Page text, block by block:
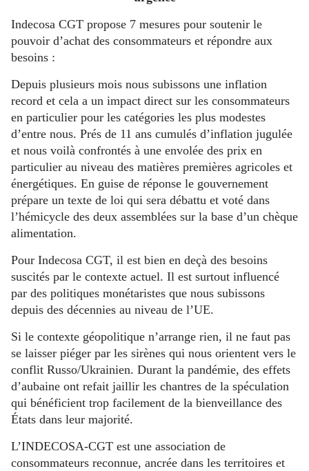
Indecosa CGT propose 7 mesures pour soutenir le
pouvoir d’achat des consommateurs et répondre aux
besoins :
Depuis plusieurs mois nous subissons une inflation
record et cela a un impact direct sur les consommateurs
en particulier pour les catégories les plus modestes
d’entre nous. Prés de 11 ans cumulés d’inflation jugulée
et nous voilà confrontés à une envolée des prix en
particulier au niveau des matières premières agricoles et
énergétiques. En guise de réponse le gouvernement
prépare un texte de loi qui sera débattu et voté dans
l’hémicycle des deux assemblées sur la base d’un chèque
alimentation.
Pour Indecosa CGT, il est bien en deçà des besoins
suscités par le contexte actuel. Il est surtout influencé
par des politiques monétaristes que nous subissons
depuis des décennies au niveau de l’UE.
Si le contexte géopolitique n’arrange rien, il ne faut pas
se laisser piéger par les sirènes qui nous orientent vers le
conflit Russo/Ukrainien. Durant la pandémie, des effets
d’aubaine ont refait jaillir les chantres de la spéculation
qui bénéficient trop facilement de la bienveillance des
États dans leur majorité.
L’INDECOSA-CGT est une association de
consommateurs reconnue, ancrée dans les territoires et